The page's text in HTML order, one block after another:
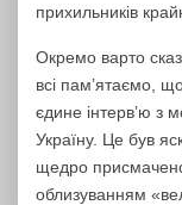
прихильників
Окремо варто
всі пам’ятаємо,
єдине інтерв’ю з
Україну. Це був
щедро
облизуванням